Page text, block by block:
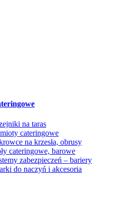
na taras
cateringowe
na krzesła, obrusy
cateringowe, barowe
zabezpieczeń – bariery